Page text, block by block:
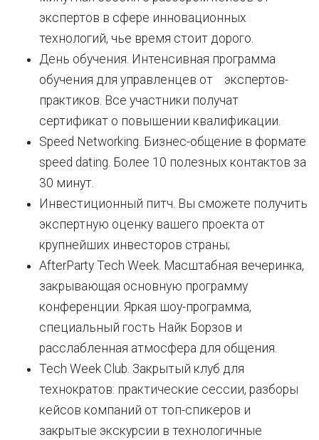
экспертов в сфере инновационных
технологий, чье время стоит дорого.
День обучения. Интенсивная программа
обучения для управленцев от экспертов-
практиков. Все участники получат
сертификат о повышении квалификации.
Speed Networking. Бизнес-общение в формате
speed dating. Более 10 полезных контактов за
30 минут.
Инвестиционный питч. Вы сможете получить
экспертную оценку вашего проекта от
крупнейших инвесторов страны;
AfterParty Tech Week. Масштабная вечеринка,
закрывающая основную программу
конференции. Яркая шоу-программа,
специальный гость Найк Борзов и
расслабленная атмосфера для общения.
Tech Week Club. Закрытый клуб для
технократов: практические сессии, разборы
кейсов компаний от топ-спикеров и
закрытые экскурсии в технологичные